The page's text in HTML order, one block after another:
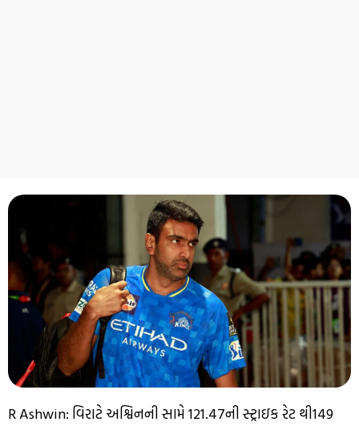
R Ashwin: વિરાટે અશ્વિનની સામે 121.47ની સ્ટ્રાઇક રેટ થી149